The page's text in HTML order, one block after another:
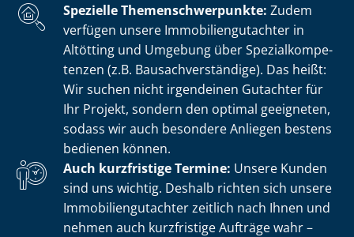
Spezielle The­men­schwer­punk­te: Zudem
verfügen unsere Im­mo­bi­li­en­gut­ach­ter in
Altötting und Umgebung über Spe­zi­al­kom­pe­
ten­zen (z.B. Bau­sach­ver­stän­di­ge). Das heißt:
Wir suchen nicht irgendeinen Gutachter für
Ihr Projekt, sondern den optimal geeigneten,
sodass wir auch besondere Anliegen bestens
bedienen können.
Auch kurzfristige Termine: Unsere Kunden
sind uns wichtig. Deshalb richten sich unsere
Im­mo­bi­li­en­gut­ach­ter zeitlich nach Ihnen und
nehmen auch kurzfristige Aufträge wahr –